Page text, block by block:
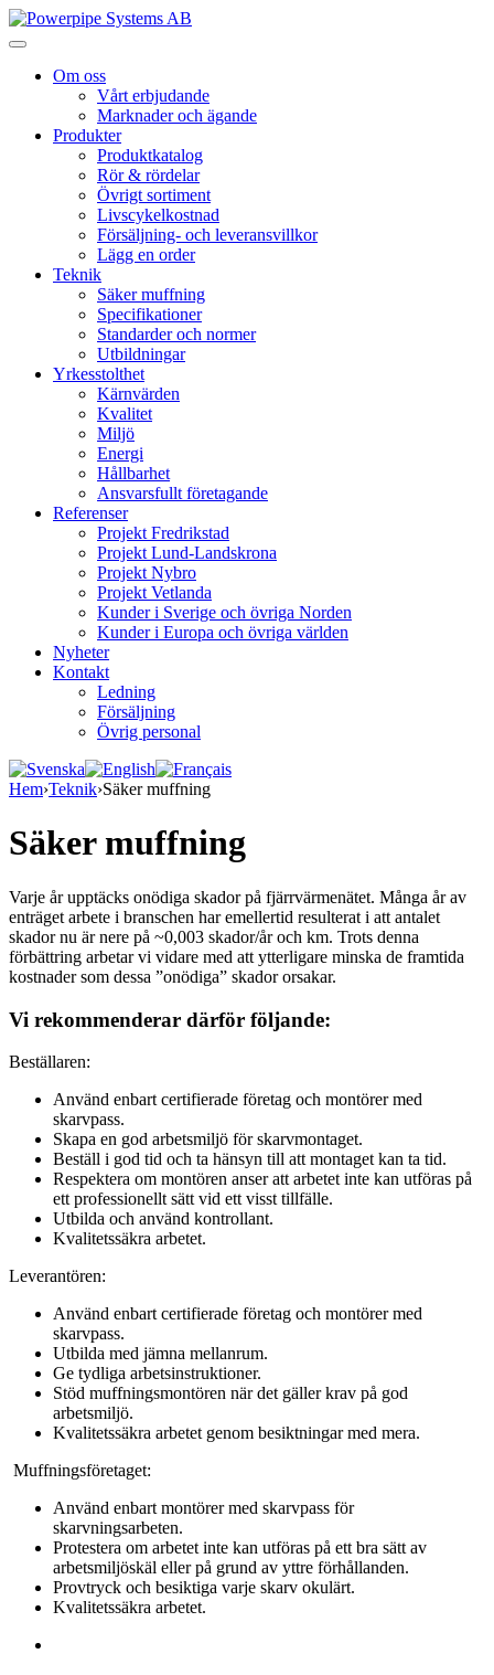
Om oss
Vårt erbjudande
Marknader och ägande
Produkter
Produktkatalog
Rör & rördelar
Övrigt sortiment
Livscykelkostnad
Försäljning- och leveransvillkor
Lägg en order
Teknik
Säker muffning
Specifikationer
Standarder och normer
Utbildningar
Yrkesstolthet
Kärnvärden
Kvalitet
Miljö
Energi
Hållbarhet
Ansvarsfullt företagande
Referenser
Projekt Fredrikstad
Projekt Lund-Landskrona
Projekt Nybro
Projekt Vetlanda
Kunder i Sverige och övriga Norden
Kunder i Europa och övriga världen
Nyheter
Kontakt
Ledning
Försäljning
Övrig personal
Hem›Teknik›Säker muffning
Säker muffning
Varje år upptäcks onödiga skador på fjärrvärmenätet. Många år av
enträget arbete i branschen har emellertid resulterat i att antalet
skador nu är nere på ~0,003 skador/år och km. Trots denna
förbättring arbetar vi vidare med att ytterligare minska de framtida
kostnader som dessa ”onödiga” skador orsakar.
Vi rekommenderar därför följande:
Beställaren:
Använd enbart certifierade företag och montörer med
skarvpass.
Skapa en god arbetsmiljö för skarvmontaget.
Beställ i god tid och ta hänsyn till att montaget kan ta tid.
Respektera om montören anser att arbetet inte kan utföras på
ett professionellt sätt vid ett visst tillfälle.
Utbilda och använd kontrollant.
Kvalitetssäkra arbetet.
Leverantören:
Använd enbart certifierade företag och montörer med
skarvpass.
Utbilda med jämna mellanrum.
Ge tydliga arbetsinstruktioner.
Stöd muffningsmontören när det gäller krav på god
arbetsmiljö.
Kvalitetssäkra arbetet genom besiktningar med mera.
Muffningsföretaget:
Använd enbart montörer med skarvpass för
skarvningsarbeten.
Protestera om arbetet inte kan utföras på ett bra sätt av
arbetsmiljöskäl eller på grund av yttre förhållanden.
Provtryck och besiktiga varje skarv okulärt.
Kvalitetssäkra arbetet.